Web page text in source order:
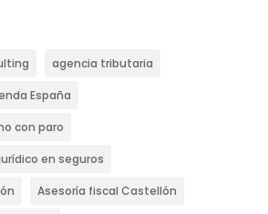
agencia tributaria
España
con paro
en seguros
Asesoría fiscal Castellón